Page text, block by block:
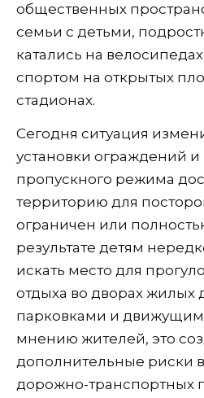
общественных
семьи с детьми,
катались на
спортом на открытых
стадионах.
Сегодня ситуация
установки ограждений и
пропускного режима
территорию для
ограничен или
результате детям
искать место для
отдыха во дворах жилых
парковками и
мнению жителей, это
дополнительные риски
дорожно-транспортных